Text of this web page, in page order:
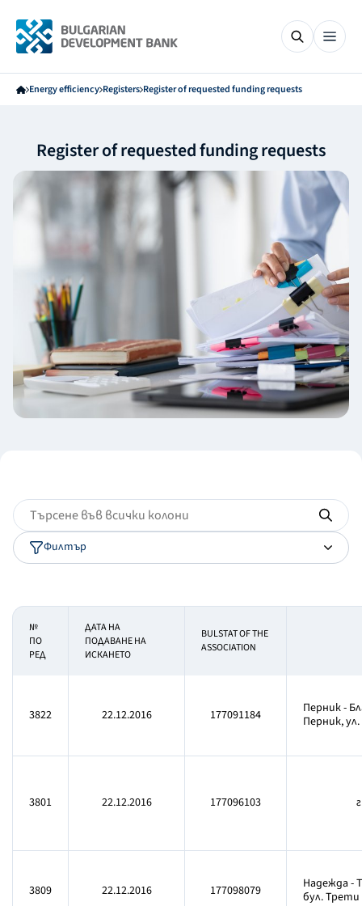
Energy efficiency Registers Register of requested funding requests
Register of requested funding requests
Филтър
№
ПО
РЕД
ДАТА НА
ПОДАВАНЕ НА
ИСКАНЕТО
BULSTAT OF THE
ASSOCIATION
3822 22.12.2016 177091184
Перник -
Перник,
3801 22.12.2016 177096103
3809 22.12.2016 177098079
Надежда -
бул. Трети